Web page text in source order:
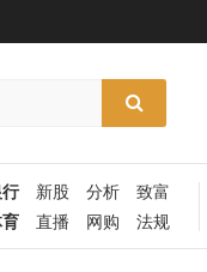
新股 分析
致富
直播 网购 法规